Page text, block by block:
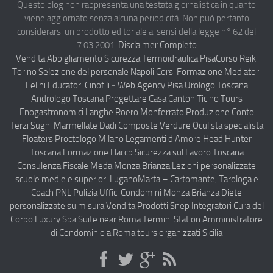
Compagnie Aeree
Industria
Notizie Italia
Aeronautica Civile
Aeronautica Militare
Aeroporti
Compagnie Aeree
Forze Aeree
Incidenti e inconvenienti aerei
Industria
Questo blog non rappresenta una testata giornalistica in quanto
viene aggiornato senza alcuna periodicità. Non può pertanto
considerarsi un prodotto editoriale ai sensi della legge n° 62 del
7.03.2001. Disclaimer Completo
Vendita Abbigliamento SicurezzaTermoidraulica PisaCorso Reiki
Torino Selezione del personale Napoli Corsi Formazione Mediatori
Felini Educatori Cinofili - Web Agency Pisa Urologo Toscana
Andrologo Toscana Progettare Casa Canton Ticino Tours
Enogastronomici Langhe Roero Monferrato Produzione Conto
Terzi Sughi Marmellate Dadi Composte Verdure Oculista specialista
Floaters Proctologo Milano Legamenti d'Amore Head Hunter
Toscana Formazione Haccp Sicurezza sul Lavoro Toscana
Consulenza Fiscale Meda Monza Brianza Lezioni personalizzate
scuole medie e superiori LuganoMarta – Cartomante, Tarologa e
Coach PNL Pulizia Uffici Condomini Monza Brianza Diete
personalizzate su misuraVendita Prodotti Snep Integratori Cura del
Corpo Luxury Spa Suite near Roma Termini Station Amministratore
di Condominio a Romatours organizzati Sicilia